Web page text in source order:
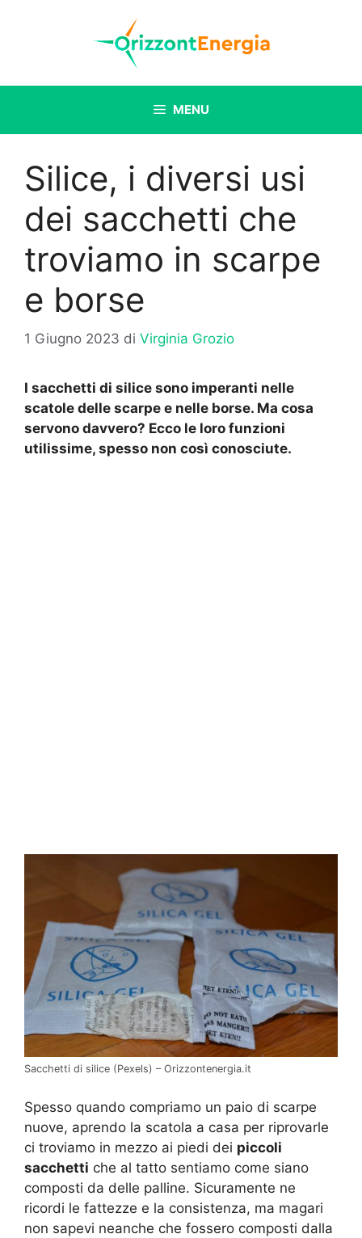
MENU
Silice, i diversi usi
dei sacchetti che
troviamo in scarpe
e borse
1 Giugno 2023 di Virginia Grozio
I sacchetti di silice sono imperanti nelle
scatole delle scarpe e nelle borse. Ma cosa
servono davvero? Ecco le loro funzioni
utilissime, spesso non così conosciute.
Sacchetti di silice (Pexels) – Orizzontenergia.it
Spesso quando compriamo un paio di scarpe
nuove, aprendo la scatola a casa per riprovarle
ci troviamo in mezzo ai piedi dei piccoli
sacchetti che al tatto sentiamo come siano
composti da delle palline. Sicuramente ne
ricordi le fattezze e la consistenza, ma magari
non sapevi neanche che fossero composti dalla